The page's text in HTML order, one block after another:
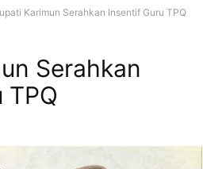
Karimun Serahkan Insentif Guru TPQ
Serahkan
TPQ